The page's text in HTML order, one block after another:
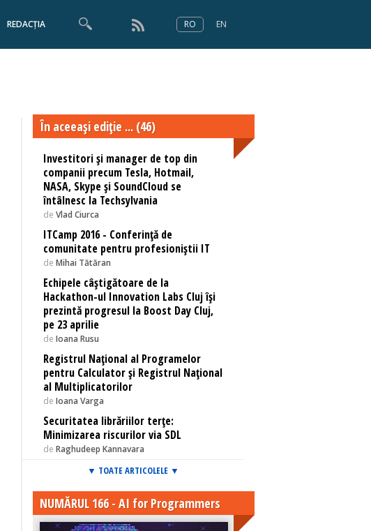
REDACȚIA RO EN
În aceeaşi ediţie ... (46)
Investitori și manager de top din
companii precum Tesla, Hotmail,
NASA, Skype și SoundCloud se
întâlnesc la Techsylvania
de Vlad Ciurca
ITCamp 2016 - Conferință de
comunitate pentru profesioniștii IT
de Mihai Tătăran
Echipele câștigătoare de la
Hackathon-ul Innovation Labs Cluj îşi
prezintă progresul la Boost Day Cluj,
pe 23 aprilie
de Ioana Rusu
Registrul Național al Programelor
pentru Calculator și Registrul Național
al Multiplicatorilor
de Ioana Varga
Securitatea librăriilor terţe:
Minimizarea riscurilor via SDL
de Raghudeep Kannavara
▼ TOATE ARTICOLELE ▼
NUMĂRUL 166 - AI for Programmers